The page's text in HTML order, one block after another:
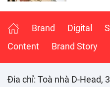
Brand Digital
Content
Brand Story
Đia chỉ: Toà nhà D-Head,